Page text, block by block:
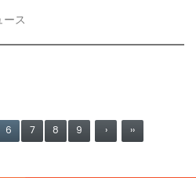
ス
6 7 8 9 › ››